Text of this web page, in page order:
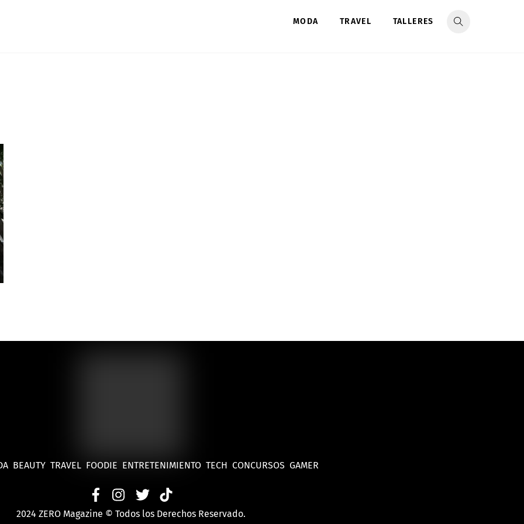
MODA TRAVEL TALLERES
BEAUTY TRAVEL FOODIE ENTRETENIMIENTO TECH CONCURSOS GAMER
2024 ZERO Magazine © Todos los Derechos Reservado.